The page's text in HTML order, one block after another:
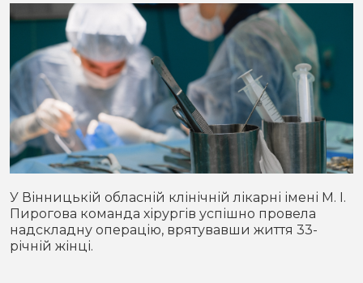
Новини
Кримінал
Здоров'я
Приватна думка
В кулуарах
Місто
Життя
У Вінницькій обласній клінічній лікарні імені М. І.
Пирогова команда хірургів успішно провела
надскладну операцію, врятувавши життя 33-
річній жінці.